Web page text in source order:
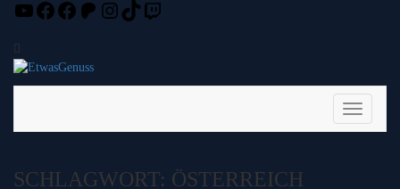
Skip
content
YouTube
Facebook
Facebook
Patreon
Instagram
TikTok
Twitch
Toggle
SCHLAGWORT: ÖSTERREICH